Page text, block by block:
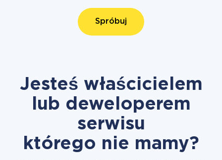
Spróbuj
Jesteś właścicielem
lub deweloperem
serwisu
którego nie mamy?